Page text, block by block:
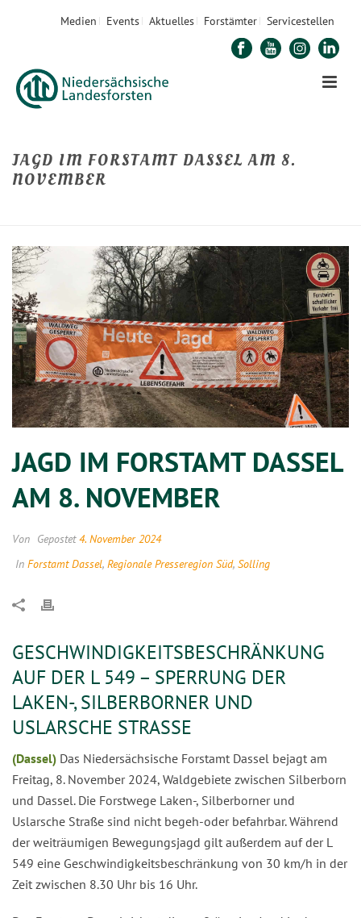
Medien Events Aktuelles Forstämter Servicestellen
JAGD IM FORSTAMT DASSEL AM 8.
NOVEMBER
JAGD IM FORSTAMT DASSEL
AM 8. NOVEMBER
Von Gepostet4. November 2024
In Forstamt Dassel, Regionale Presseregion Süd, Solling
GESCHWINDIGKEITSBESCHRÄNKUNG
AUF DER L 549 – SPERRUNG DER
LAKEN-, SILBERBORNER UND
USLARSCHE STRASSE
(Dassel) Das Niedersächsische Forstamt Dassel bejagt am
Freitag, 8. November 2024, Waldgebiete zwischen Silberborn
und Dassel. Die Forstwege Laken-, Silberborner und
Uslarsche Straße sind nicht begeh-oder befahrbar. Während
der weiträumigen Bewegungsjagd gilt außerdem auf der L
549 eine Geschwindigkeitsbeschränkung von 30 km/h in der
Zeit zwischen 8.30 Uhr bis 16 Uhr.